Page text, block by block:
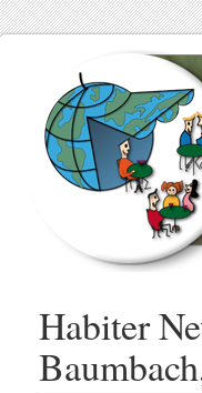
Habiter